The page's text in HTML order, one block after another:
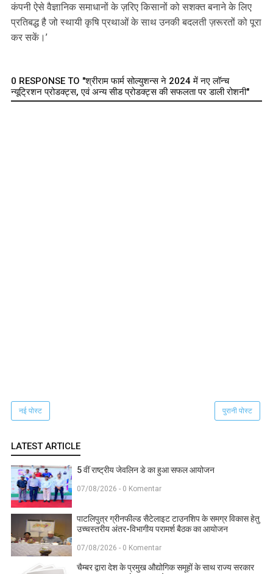
कंपनी ऐसे वैज्ञानिक समाधानों के ज़रिए किसानों को सशक्त बनाने के लिए
प्रतिबद्ध है जो स्थायी कृषि प्रथाओं के साथ उनकी बदलती ज़रूरतों को पूरा
कर सकें।’
0 RESPONSE TO "श्रीराम फार्म सोल्युशन्स ने 2024 में नए लॉन्च
न्यूट्रिशन प्रोडक्ट्स, एवं अन्य सीड प्रोडक्ट्स की सफलता पर डाली रोशनी"
नई पोस्ट पुरानी पोस्ट
LATEST ARTICLE
5 वीं राष्ट्रीय जेवलिन डे का हुआ सफल आयोजन
07/08/2026 - 0 Komentar
पाटलिपुत्र ग्रीनफील्ड सैटेलाइट टाउनशिप के समग्र विकास हेतु
उच्चस्तरीय अंतर-विभागीय परामर्श बैठक का आयोजन
07/08/2026 - 0 Komentar
चैम्बर द्वारा देश के प्रमुख औद्योगिक समूहों के साथ राज्य सरकार